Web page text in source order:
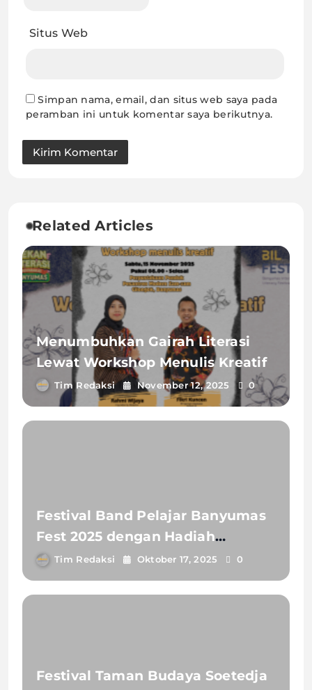
Situs Web
Simpan nama, email, dan situs web saya pada
peramban ini untuk komentar saya berikutnya.
Related Articles
Menumbuhkan Gairah Literasi
Lewat Workshop Menulis Kreatif
Tim Redaksi November 12, 2025 0
Festival Band Pelajar Banyumas
Fest 2025 dengan Hadiah
Fantastis dan Guest Star
Legendaris, Lihat Cara Daftarnya.
Tim Redaksi Oktober 17, 2025 0
Festival Taman Budaya Soetedja